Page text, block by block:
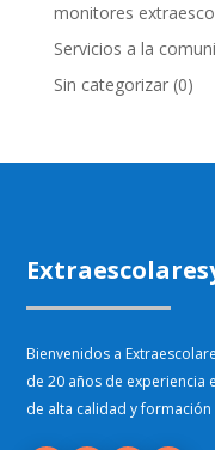
monitores
Servicios a la
Sin categorizar (0)
Bienvenidos a
de 20 años de experiencia
de alta calidad y formación